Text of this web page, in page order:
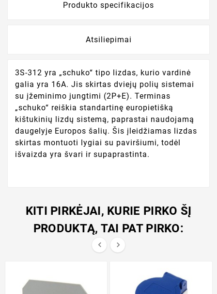
Produkto specifikacijos
Atsiliepimai
3S-312 yra „schuko“ tipo lizdas, kurio vardinė
galia yra 16A. Jis skirtas dviejų polių sistemai
su įžeminimo jungtimi (2P+E). Terminas
„schuko“ reiškia standartinę europietišką
kištukinių lizdų sistemą, paprastai naudojamą
daugelyje Europos šalių. Šis įleidžiamas lizdas
skirtas montuoti lygiai su paviršiumi, todėl
išvaizda yra švari ir supaprastinta.
KITI PIRKĖJAI, KURIE PIRKO ŠĮ
PRODUKTĄ, TAI PAT PIRKO:
 